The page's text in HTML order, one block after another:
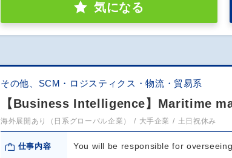
気になる
その他、SCM・ロジスティクス・物流・貿易系
【Business Intelligence】Maritime
海外展開あり（日系グローバル企業） 大手企業 土日祝休み
仕事内容 You will be responsible for